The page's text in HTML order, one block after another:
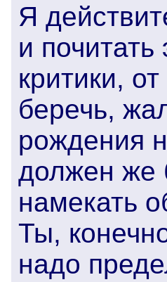
Я
и почитать
критики,
беречь,
рождения
должен же
намекать
Ты,
надо